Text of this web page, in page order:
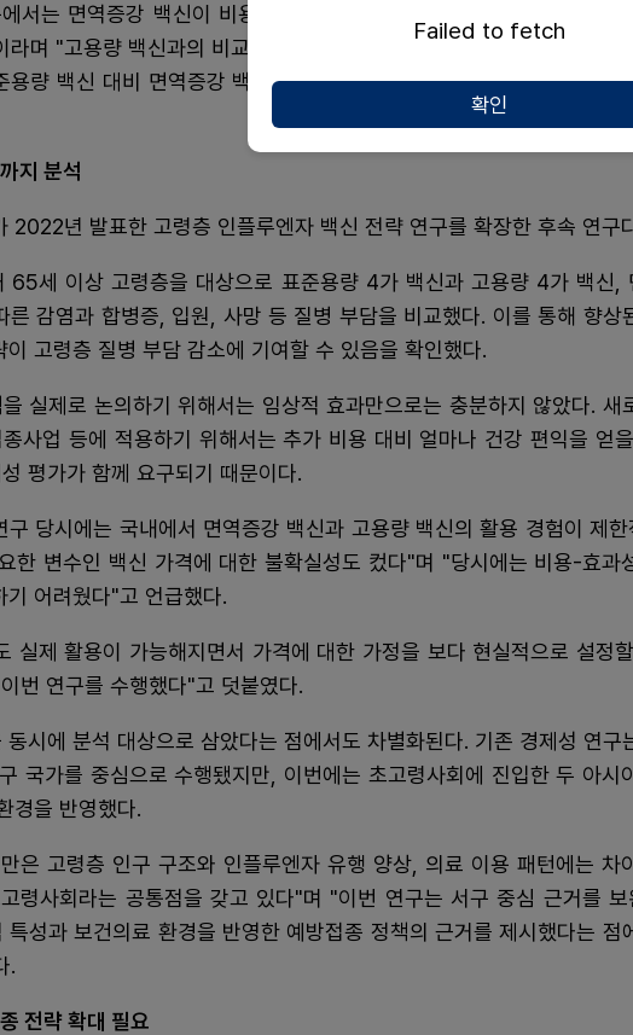
서는 면역증강 백신이 비용 절감 전략으로 나타났지만 두 백신 간 직
며 "고용량 백신과의 비교 결과는 탐색적 결과로 받아들일 필요가 있으
용량 백신 대비 면역증강 백신의 임상적·경제적 가치를 확인했다는 데
지 분석
2022년 발표한 고령층 인플루엔자 백신 전략 연구를 확장한 후속 연구
65세 이상 고령층을 대상으로 표준용량 4가 백신과 고용량 4가 백신,
감염과 합병증, 입원, 사망 등 질병 부담을 비교했다. 이를 통해 향상
고령층 질병 부담 감소에 기여할 수 있음을 확인했다.
실제로 논의하기 위해서는 임상적 효과만으로는 충분하지 않았다. 새
사업 등에 적용하기 위해서는 추가 비용 대비 얼마나 건강 편익을 얻
평가가 함께 요구되기 때문이다.
당시에는 국내에서 면역증강 백신과 고용량 백신의 활용 경험이 제한
한 변수인 백신 가격에 대한 불확실성도 컸다"며 "당시에는 비용-효과
어려웠다"고 언급했다.
실제 활용이 가능해지면서 가격에 대한 가정을 보다 현실적으로 설정
번 연구를 수행했다"고 덧붙였다.
동시에 분석 대상으로 삼았다는 점에서도 차별화된다. 기존 경제성 연구
국가를 중심으로 수행됐지만, 이번에는 초고령사회에 진입한 두 아시
경을 반영했다.
은 고령층 인구 구조와 인플루엔자 유행 양상, 의료 이용 패턴에는 차
령사회라는 공통점을 갖고 있다"며 "이번 연구는 서구 중심 근거를 보
특성과 보건의료 환경을 반영한 예방접종 정책의 근거를 제시했다는 점
.
전략 확대 필요
Failed to fetch
확인